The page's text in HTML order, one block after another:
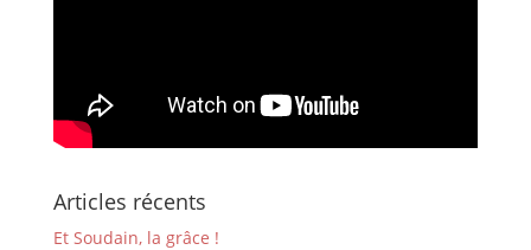
Articles récents
Et Soudain, la grâce !